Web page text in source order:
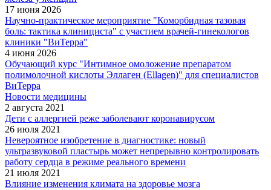
17 июня 2026
Научно-практическое мероприятие "Коморбидная тазовая
боль: тактика клинициста" с участием врачей-гинекологов
клиники "ВиТерра"
4 июня 2026
Обучающий курс "Интимное омоложение препаратом
полимолочной кислоты Эллаген (Ellagen)" для специалистов
ВиТерра
Новости медицины
2 августа 2021
Дети с аллергией реже заболевают коронавирусом
26 июля 2021
Невероятное изобретение в диагностике: новый
ультразвуковой пластырь может непрерывно контролировать
работу сердца в режиме реального времени
21 июля 2021
Влияние изменения климата на здоровье мозга